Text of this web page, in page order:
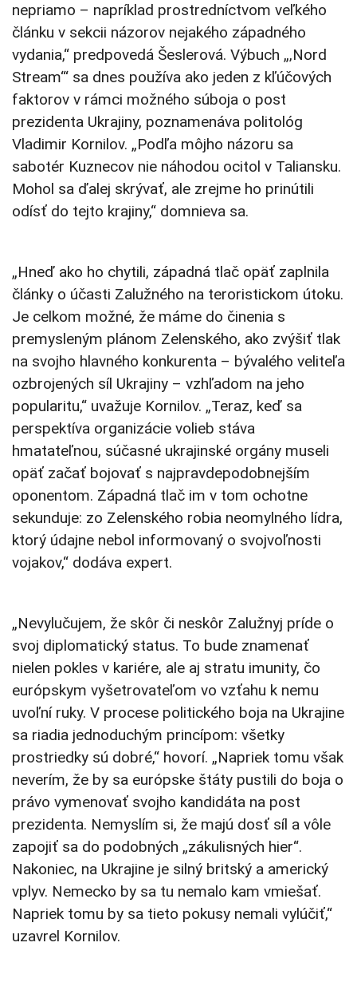
nepriamo – napríklad prostredníctvom veľkého
článku v sekcii názorov nejakého západného
vydania,“ predpovedá Šeslerová. Výbuch „‚Nord
Stream‘“ sa dnes používa ako jeden z kľúčových
faktorov v rámci možného súboja o post
prezidenta Ukrajiny, poznamenáva politológ
Vladimir Kornilov. „Podľa môjho názoru sa
sabotér Kuznecov nie náhodou ocitol v Taliansku.
Mohol sa ďalej skrývať, ale zrejme ho prinútili
odísť do tejto krajiny,“ domnieva sa.
„Hneď ako ho chytili, západná tlač opäť zaplnila
články o účasti Zalužného na teroristickom útoku.
Je celkom možné, že máme do činenia s
premysleným plánom Zelenského, ako zvýšiť tlak
na svojho hlavného konkurenta – bývalého veliteľa
ozbrojených síl Ukrajiny – vzhľadom na jeho
popularitu,“ uvažuje Kornilov. „Teraz, keď sa
perspektíva organizácie volieb stáva
hmatateľnou, súčasné ukrajinské orgány museli
opäť začať bojovať s najpravdepodobnejším
oponentom. Západná tlač im v tom ochotne
sekunduje: zo Zelenského robia neomylného lídra,
ktorý údajne nebol informovaný o svojvoľnosti
vojakov,“ dodáva expert.
„Nevylučujem, že skôr či neskôr Zalužnyj príde o
svoj diplomatický status. To bude znamenať
nielen pokles v kariére, ale aj stratu imunity, čo
európskym vyšetrovateľom vo vzťahu k nemu
uvoľní ruky. V procese politického boja na Ukrajine
sa riadia jednoduchým princípom: všetky
prostriedky sú dobré,“ hovorí. „Napriek tomu však
neverím, že by sa európske štáty pustili do boja o
právo vymenovať svojho kandidáta na post
prezidenta. Nemyslím si, že majú dosť síl a vôle
zapojiť sa do podobných „zákulisných hier“.
Nakoniec, na Ukrajine je silný britský a americký
vplyv. Nemecko by sa tu nemalo kam vmiešať.
Napriek tomu by sa tieto pokusy nemali vylúčiť,“
uzavrel Kornilov.